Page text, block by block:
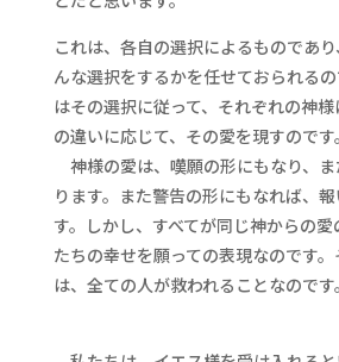
これは、各自の選択によるものであ
んな選択をするかを任せておられる
はその選択に従って、それぞれの神
の違いに応じて、その愛を現すのです。
神様の愛は、嘆願の形にもなり、
ります。また警告の形にもなれば、
す。しかし、すべてが同じ神からの
たちの幸せを願っての表現なのです
は、全ての人が救われることなのです。